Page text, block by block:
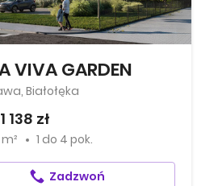
VIVA GARDEN
Białołęka
138 zł
1 do 4 pok.
Zadzwoń